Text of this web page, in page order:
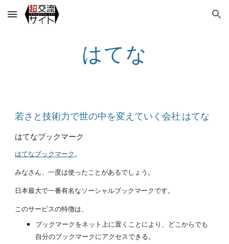
Skip to main content Skip to navigation
はてな
若さと技術力で世の中を変えていく会社 はてな
はてなブックマーク
はてなブックマーク 。
みなさん、一度は使ったことがあるでしょう。
日本最大で一番有名なソーシャルブックマークです。
このサービスの特徴は、
ブックマークをネット上に置くことにより、どこからでも
自分のブックマークにアクセスできる。